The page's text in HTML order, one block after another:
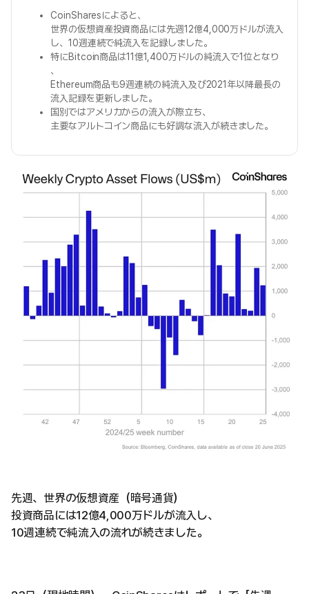
CoinSharesによると、
世界の仮想資産投資商品には先週12億4,000万ドルが流入
し、10週連続で純流入を記録しました。
特にBitcoin商品は11億1,400万ドルの純流入で1位となり
、
Ethereum商品も9週連続の純流入及び2021年以降最長の
流入記録を更新しました。
国別ではアメリカからの流入が際立ち、
主要なアルトコイン商品にも好調な流入が続きました。
先週、世界の仮想資産（暗号通貨）
投資商品には12億4,000万ドルが流入し、
10週連続で純流入の流れが続きました。